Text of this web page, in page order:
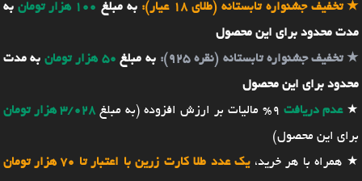
★تخفیف جشنواره تابستانه (طلای 18 عیار): به مبلغ 100 هزار تومان
به
مدت محدود برای این محصول
★تخفیف جشنواره تابستانه (نقره 925): به مبلغ 50 هزار تومان
به مدت
محدود برای این محصول
★عدم دریافت 9% مالیات بر ارزش افزوده (به مبلغ
3/028 هزار تومان
برای این محصول)
★ همراه با هر خرید،یک عدد طلا کارت زرین با اعتبار تا 70 هزار تومان